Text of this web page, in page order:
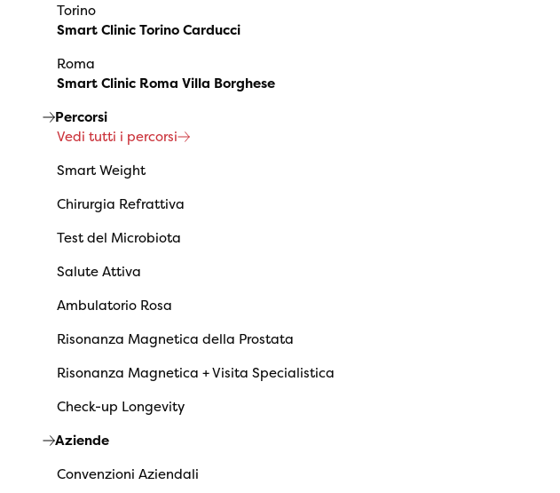
Torino
Smart Clinic Torino Carducci
Roma
Smart Clinic Roma Villa Borghese
Percorsi
Vedi tutti i percorsi
Smart Weight
Chirurgia Refrattiva
Test del Microbiota
Salute Attiva
Ambulatorio Rosa
Risonanza Magnetica della Prostata
Risonanza Magnetica + Visita Specialistica
Check-up Longevity
Aziende
Convenzioni Aziendali